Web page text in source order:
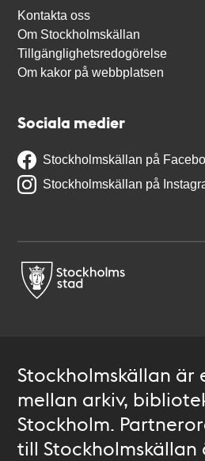
Kontakta oss
Om Stockholmskällan
Tillgänglighetsredogörelse
Om kakor på webbplatsen
Sociala medier
Stockholmskällan på
Stockholmskällan på
Stockholmskällan är
mellan arkiv,
Stockholm.
till Stockholmskällan